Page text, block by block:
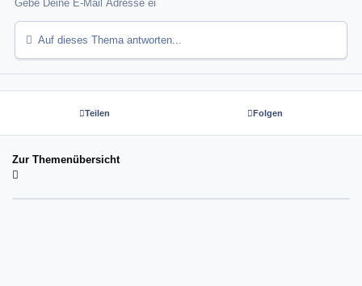
Auf dieses Thema antworten...
Teilen Folgen
Zur Themenübersicht